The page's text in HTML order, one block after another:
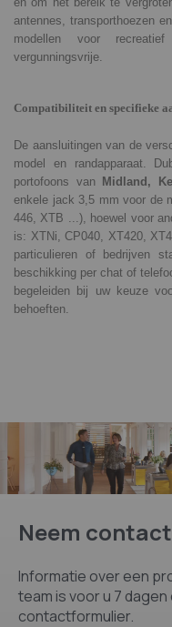
antennes, transporthoezen
modellen voor
vergunningsvrije.
Compatibiliteit en specifieke
De aansluitingen van de
model en randapparaat.
portofoons van Midland,
enkele jack 3,5 mm voor de
446, XTB ...), hoewel voor
is: XTNi, CP040, XT420,
particulieren of bedrijven
beschikking per chat of
begeleiden bij uw keuze
behoeften.
Neem
Informatie over een
team is voor u 7
contactformulier.